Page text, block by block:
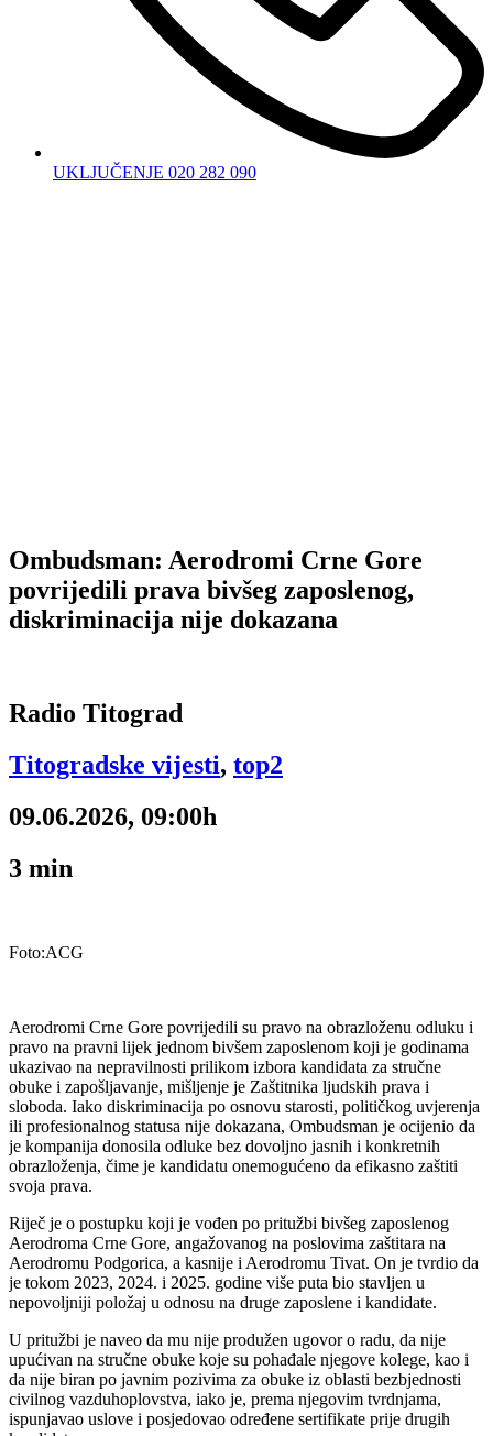
UKLJUČENJE 020 282 090
Ombudsman: Aerodromi Crne Gore
povrijedili prava bivšeg zaposlenog,
diskriminacija nije dokazana
Radio Titograd
Titogradske vijesti, top2
09.06.2026, 09:00h
3 min
Foto:ACG
Aerodromi Crne Gore povrijedili su pravo na obrazloženu odluku i
pravo na pravni lijek jednom bivšem zaposlenom koji je godinama
ukazivao na nepravilnosti prilikom izbora kandidata za stručne
obuke i zapošljavanje, mišljenje je Zaštitnika ljudskih prava i
sloboda. Iako diskriminacija po osnovu starosti, političkog uvjerenja
ili profesionalnog statusa nije dokazana, Ombudsman je ocijenio da
je kompanija donosila odluke bez dovoljno jasnih i konkretnih
obrazloženja, čime je kandidatu onemogućeno da efikasno zaštiti
svoja prava.
Riječ je o postupku koji je vođen po pritužbi bivšeg zaposlenog
Aerodroma Crne Gore, angažovanog na poslovima zaštitara na
Aerodromu Podgorica, a kasnije i Aerodromu Tivat. On je tvrdio da
je tokom 2023, 2024. i 2025. godine više puta bio stavljen u
nepovoljniji položaj u odnosu na druge zaposlene i kandidate.
U pritužbi je naveo da mu nije produžen ugovor o radu, da nije
upućivan na stručne obuke koje su pohađale njegove kolege, kao i
da nije biran po javnim pozivima za obuke iz oblasti bezbjednosti
civilnog vazduhoplovstva, iako je, prema njegovim tvrdnjama,
ispunjavao uslove i posjedovao određene sertifikate prije drugih